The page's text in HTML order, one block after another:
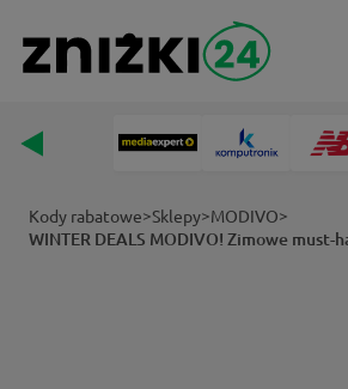
Kody rabatowe>Sklepy>MODIVO>
WINTER DEALS MODIVO! Zimowe must-